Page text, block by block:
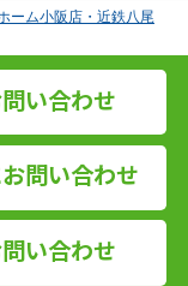
ーム小阪店・近鉄八尾
い合わせ
問い合わせ
い合わせ